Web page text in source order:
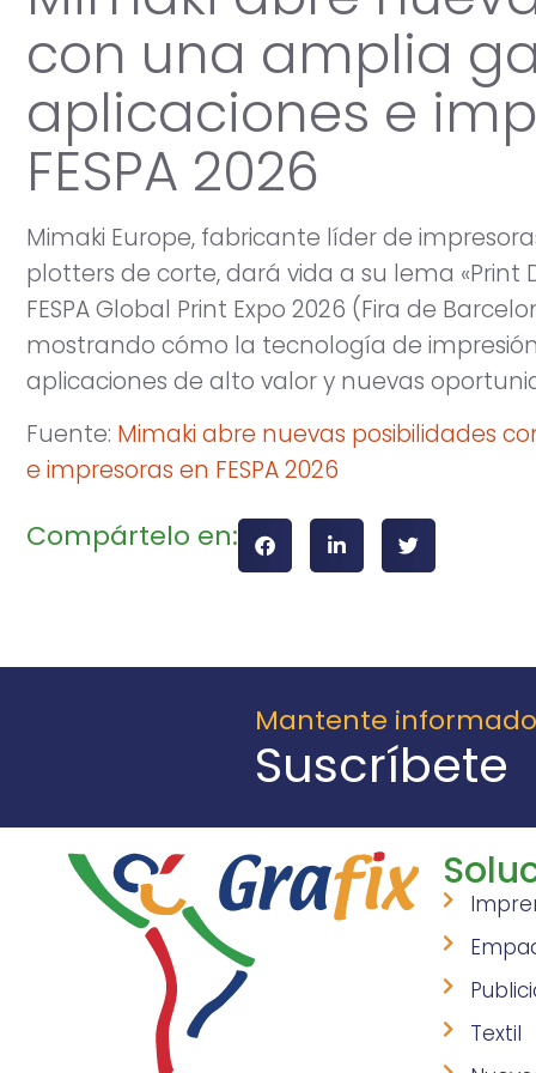
con una amplia
aplicaciones e
FESPA 2026
Mimaki Europe, fabricante líder de
plotters de corte, dará vida a su lema «Print
FESPA Global Print Expo 2026 (Fira de
mostrando cómo la tecnología de
aplicaciones de alto valor y nuevas
Fuente: Mimaki abre nuevas posibilidades
e impresoras en FESPA 2026
Compártelo en:
Mantente informado
Suscríbete
Textil